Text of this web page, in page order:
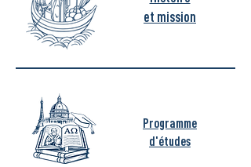
et mission
Programme
d'études